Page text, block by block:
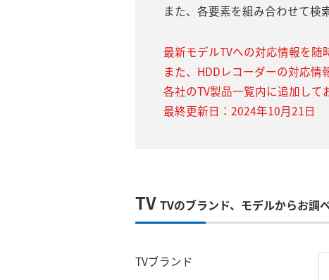
また、各要素を組み合わせて検
最新モデルTVへの対応情報を随
また、HDDレコーダーの対応情
各社のTV製品一覧内に追加して
最終更新日：2024年10月21日
TV TVのブランド、モデルからお調
TVブランド